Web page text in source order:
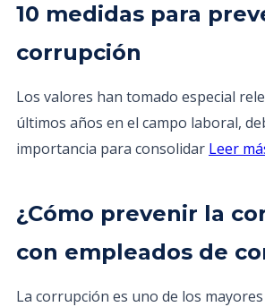
10 medidas para
corrupción
Los valores han tomado especial
últimos años en el campo laboral,
importancia para consolidar Leer
¿Cómo prevenir la
con empleados de
La corrupción es uno de los